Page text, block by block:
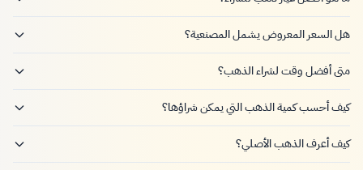
هل السعر المعروض يشمل المصنعية؟
متى أفضل وقت لشراء الذهب؟
كيف أحسب كمية الذهب التي يمكن شراؤها؟
كيف أعرف الذهب الأصلي؟